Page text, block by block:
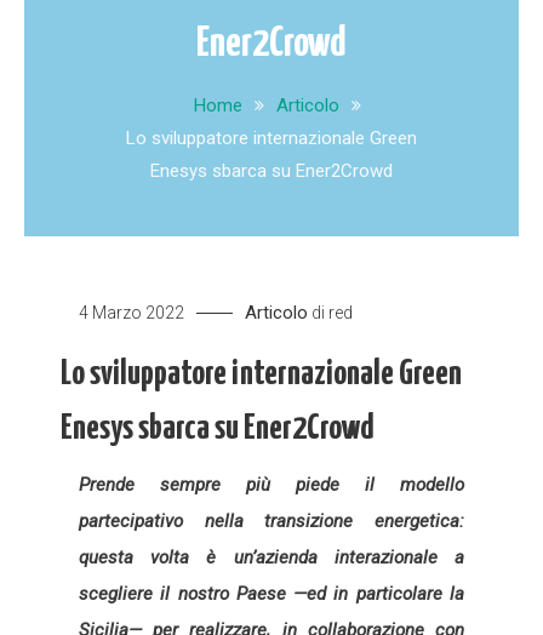
Ener2Crowd
Home
Articolo
Lo sviluppatore internazionale Green
Enesys sbarca su Ener2Crowd
4 Marzo 2022 Articolo di red
Lo sviluppatore internazionale Green
Enesys sbarca su Ener2Crowd
Prende sempre più piede il modello
partecipativo nella transizione energetica:
questa volta è un’azienda interazionale a
scegliere il nostro Paese —ed in particolare la
Sicilia— per realizzare, in collaborazione con